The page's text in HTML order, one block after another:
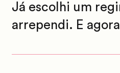
Já escolhi um
arrependi. E